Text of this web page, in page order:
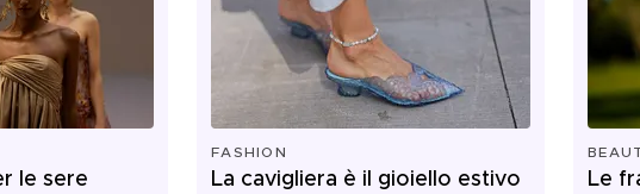
le sere
FASHION
La cavigliera è il gioiello estivo
Le